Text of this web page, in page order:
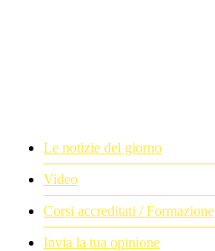
Le notizie del giorno
Video
Corsi accreditati / Formazione
Invia la tua opinione